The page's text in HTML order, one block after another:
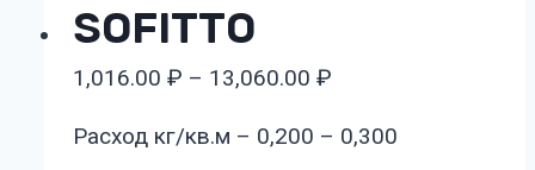
SOFITTO
1,016.00 ₽ – 13,060.00 ₽
Расход кг/кв.м – 0,200 – 0,300